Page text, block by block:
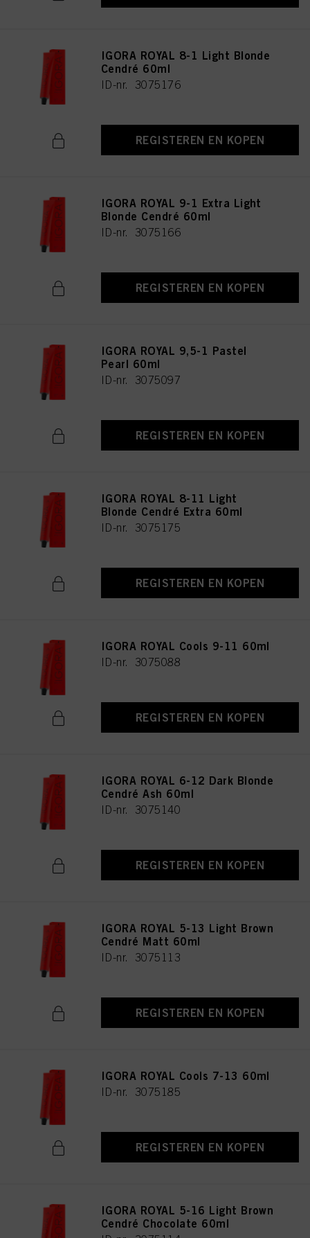
IGORA ROYAL 8-1 Light Blonde
Cendré 60ml
ID-nr. 3075176
REGISTEREN EN KOPEN
IGORA ROYAL 9-1 Extra Light
Blonde Cendré 60ml
ID-nr. 3075166
REGISTEREN EN KOPEN
IGORA ROYAL 9,5-1 Pastel
Pearl 60ml
ID-nr. 3075097
REGISTEREN EN KOPEN
IGORA ROYAL 8-11 Light
Blonde Cendré Extra 60ml
ID-nr. 3075175
REGISTEREN EN KOPEN
IGORA ROYAL Cools 9-11 60ml
ID-nr. 3075088
REGISTEREN EN KOPEN
IGORA ROYAL 6-12 Dark Blonde
Cendré Ash 60ml
ID-nr. 3075140
REGISTEREN EN KOPEN
IGORA ROYAL 5-13 Light Brown
Cendré Matt 60ml
ID-nr. 3075113
REGISTEREN EN KOPEN
IGORA ROYAL Cools 7-13 60ml
ID-nr. 3075185
REGISTEREN EN KOPEN
IGORA ROYAL 5-16 Light Brown
Cendré Chocolate 60ml